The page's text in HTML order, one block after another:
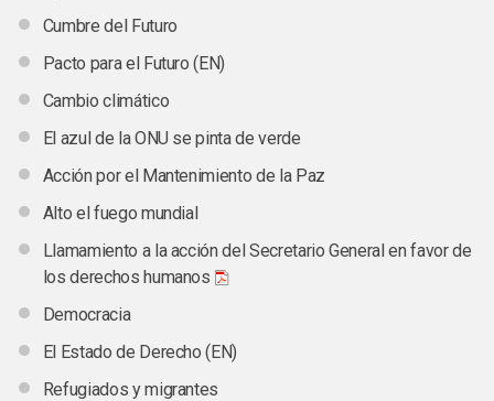
Cumbre del Futuro
Pacto para el Futuro (EN)
Cambio climático
El azul de la ONU se pinta de verde
Acción por el Mantenimiento de la Paz
Alto el fuego mundial
Llamamiento a la acción del Secretario General en favor de
los derechos humanos
Democracia
El Estado de Derecho (EN)
Refugiados y migrantes